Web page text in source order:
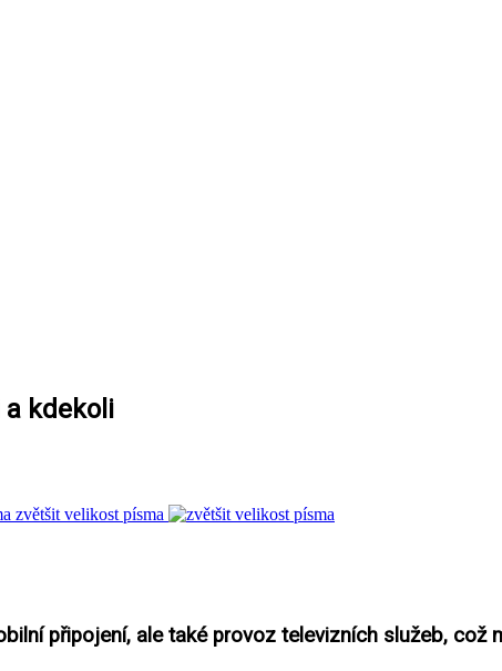
a kdekoli
zvětšit velikost písma
připojení, ale také provoz televizních služeb, což